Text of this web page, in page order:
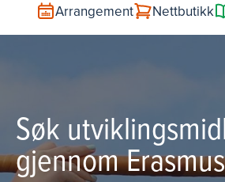
Arrangement Nettbutikk
Søk
gjennom